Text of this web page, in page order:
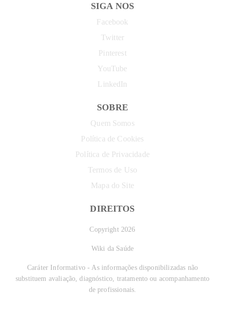
SIGA NOS
Facebook
Twitter
Pinterest
YouTube
LinkedIn
SOBRE
Quem Somos
Política de Cookies
Política de Privacidade
Termos de Uso
Mapa do Site
DIREITOS
Copyright 2026
Wiki da Saúde
Caráter Informativo - As informações disponibilizadas não
substituem avaliação, diagnóstico, tratamento ou acompanhamento
de profissionais.